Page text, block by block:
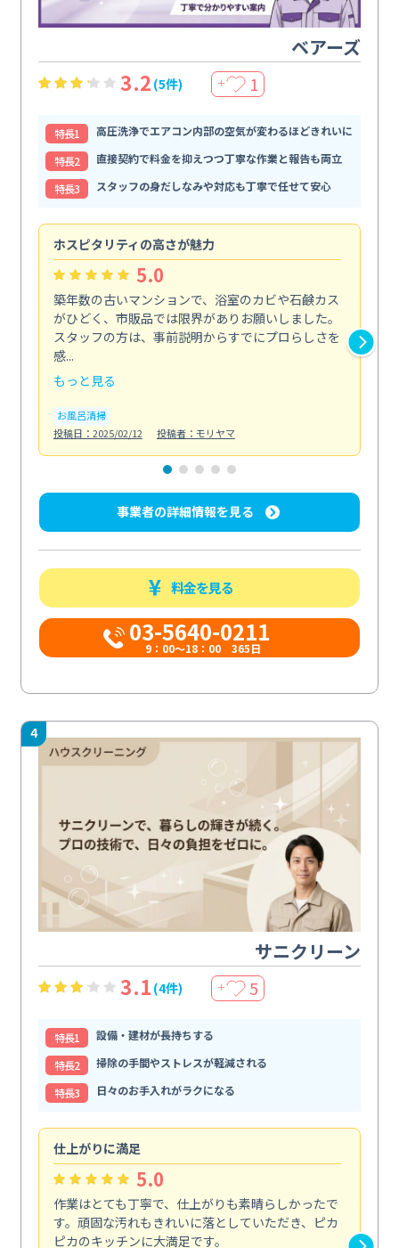
ベアーズ
3.2 (5件) ＋ 1
特⻑1
高圧洗浄でエアコン内部の空気が変わるほどきれいに
特⻑2
直接契約で料金を抑えつつ丁寧な作業と報告も両立
特⻑3
スタッフの身だしなみや対応も丁寧で任せて安心
ホスピタリティの高さが魅力
5.0
築年数の古いマンションで、浴室のカビや石鹸カス
がひどく、市販品では限界がありお願いしました。
スタッフの方は、事前説明からすでにプロらしさを
感...
もっと見る
お風呂清掃
投稿日：2025/02/12
投稿者：モリヤマ
事業者の詳細情報を見る
料金を見る
03-5640-0211
9：00～18：00 365日
4
サニクリーン
3.1 (4件) ＋ 5
特⻑1
設備・建材が長持ちする
特⻑2
掃除の手間やストレスが軽減される
特⻑3
日々のお手入れがラクになる
仕上がりに満足
5.0
作業はとても丁寧で、仕上がりも素晴らしかったで
す。頑固な汚れもきれいに落としていただき、ピカ
ピカのキッチンに大満足です。